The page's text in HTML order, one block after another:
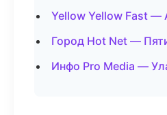
Yellow Yellow Fast —
Город Hot Net —
Инфо Pro Media —